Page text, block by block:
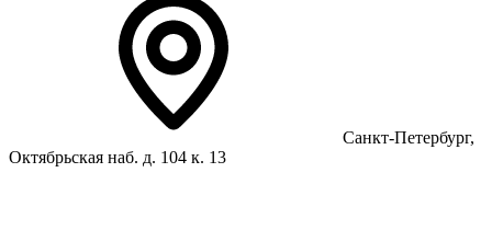
Санкт-Петербург,
Октябрьская наб. д. 104 к. 13